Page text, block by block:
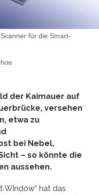
für die Smart-
der Kaimauer auf
versehen
etwa zu
bei Nebel,
– so könnte die
aussehen.
Window“ hat das